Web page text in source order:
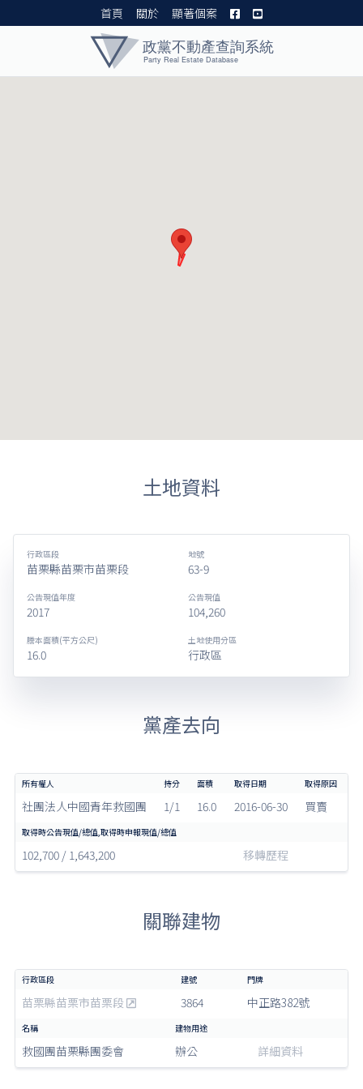
首頁 關於 顯著個案
土地資料
行政區段
苗栗縣苗栗市苗栗段
地號
63-9
公告現值年度
2017
公告現值
104,260
謄本面積(平方公尺)
16.0
土地使用分區
行政區
黨產去向
社團法人中國青年救國團 1/1 16.0 2016-06-30 買賣
102,700 / 1,643,200 移轉歷程
關聯建物
苗栗縣苗栗市苗栗段 3864 中正路382號
救國團苗栗縣團委會 辦公 詳細資料